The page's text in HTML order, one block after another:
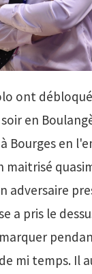
ont
en
Bourges en
maitrisé
adversaire
a pris le
mi temps. Il